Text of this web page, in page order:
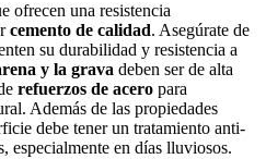
ofrecen una resistencia
cemento de calidad. Asegúrate de
su durabilidad y resistencia a
y la grava deben ser de alta
refuerzos de acero para
Además de las propiedades
debe tener un tratamiento anti-
especialmente en días lluviosos.